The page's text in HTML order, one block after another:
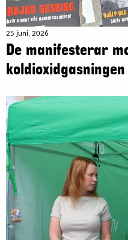
25 juni, 2026
De manifesterar